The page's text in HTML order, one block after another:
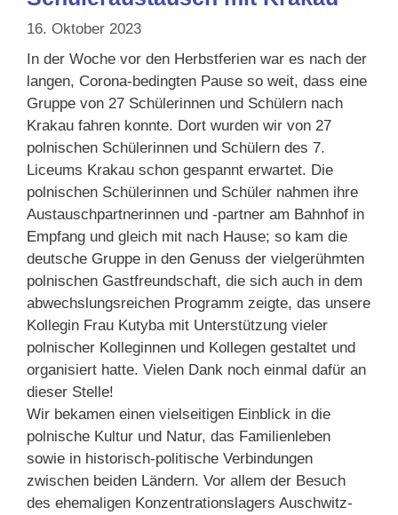
16. Oktober 2023
In der Woche vor den Herbstferien war es nach der
langen, Corona-bedingten Pause so weit, dass eine
Gruppe von 27 Schülerinnen und Schülern nach
Krakau fahren konnte. Dort wurden wir von 27
polnischen Schülerinnen und Schülern des 7.
Liceums Krakau schon gespannt erwartet. Die
polnischen Schülerinnen und Schüler nahmen ihre
Austauschpartnerinnen und -partner am Bahnhof in
Empfang und gleich mit nach Hause; so kam die
deutsche Gruppe in den Genuss der vielgerühmten
polnischen Gastfreundschaft, die sich auch in dem
abwechslungsreichen Programm zeigte, das unsere
Kollegin Frau Kutyba mit Unterstützung vieler
polnischer Kolleginnen und Kollegen gestaltet und
organisiert hatte. Vielen Dank noch einmal dafür an
dieser Stelle!
Wir bekamen einen vielseitigen Einblick in die
polnische Kultur und Natur, das Familienleben
sowie in historisch-politische Verbindungen
zwischen beiden Ländern. Vor allem der Besuch
des ehemaligen Konzentrationslagers Auschwitz-